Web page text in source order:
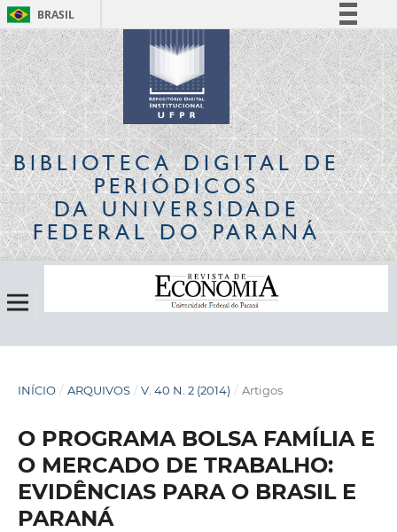
BRASIL
Simplifique!
Comunica BR
Participe
Acesso à informação
Legislação
Canais
BIBLIOTECA DIGITALDE
PERIÓDICOS
DA UNIVERSIDADE
FEDERAL DO PARANÁ
INÍCIO / ARQUIVOS / V. 40 N. 2 (2014) / Artigos
O PROGRAMA BOLSA FAMÍLIA E
O MERCADO DE TRABALHO:
EVIDÊNCIAS PARA O BRASIL E
PARANÁ